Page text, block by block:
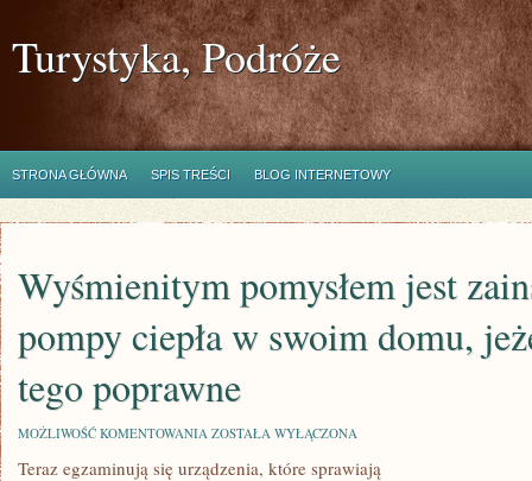
Turystyka, Podróże
STRONA GŁÓWNA SPIS TREŚCI BLOG INTERNETOWY
Wyśmienitym pomysłem jest
pompy ciepła w swoim domu,
tego poprawne
MOŻLIWOŚĆ KOMENTOWANIA WYŚMIENITYM
JEST
ZOSTAŁA WYŁĄCZONA
Teraz egzaminują się urządzenia, które sprawiają